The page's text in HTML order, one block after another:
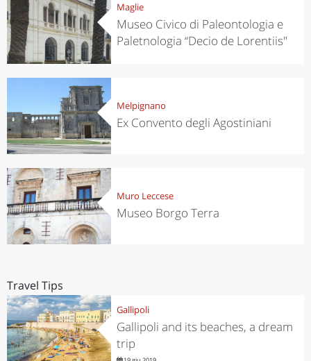
Maglie
Museo Civico di Paleontologia e
Paletnologia “Decio de Lorentiis"
Melpignano
Ex Convento degli Agostiniani
Muro Leccese
Museo Borgo Terra
Travel Tips
Gallipoli
Gallipoli and its beaches, a dream
trip